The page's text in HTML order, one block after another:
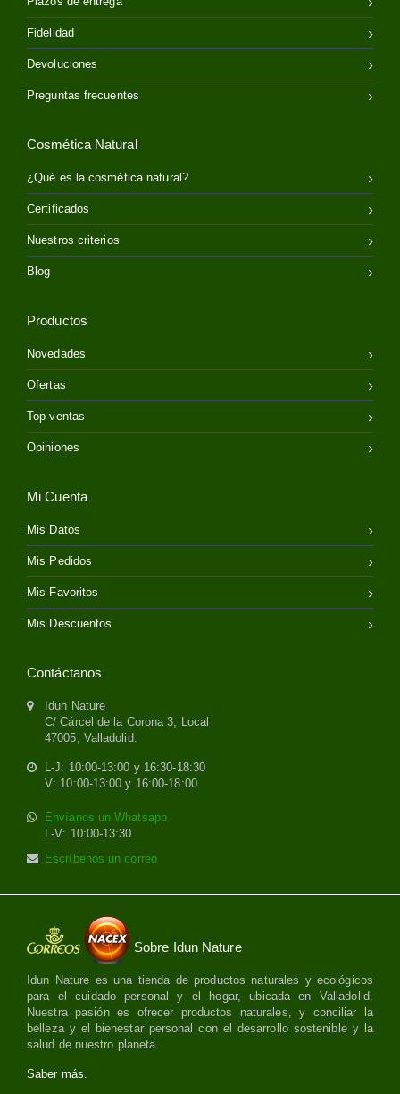
Fidelidad
Devoluciones
Preguntas frecuentes
Cosmética Natural
¿Qué es la cosmética natural?
Certificados
Nuestros criterios
Blog
Productos
Novedades
Ofertas
Top ventas
Opiniones
Mi Cuenta
Mis Datos
Mis Pedidos
Mis Favoritos
Mis Descuentos
Contáctanos
Idun Nature
C/ Cárcel de la Corona 3, Local
47005, Valladolid.
L-J: 10:00-13:00 y 16:30-18:30
V: 10:00-13:00 y 16:00-18:00
Envíanos un Whatsapp
L-V: 10:00-13:30
Escríbenos un correo
Sobre Idun Nature
Idun Nature es una tienda de productos naturales y ecológicos
para el cuidado personal y el hogar, ubicada en Valladolid.
Nuestra pasión es ofrecer productos naturales, y conciliar la
belleza y el bienestar personal con el desarrollo sostenible y la
salud de nuestro planeta.
Saber más.